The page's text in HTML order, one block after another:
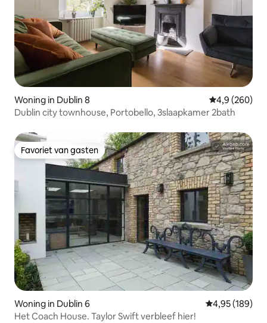
Woning in Dublin 8 Gemiddelde
4,9 (260)
Dublin city townhouse, Portobello, 3slaapkamer 2bath
Favoriet van gasten
Favoriet van gasten
Woning in Dublin 6 Gemiddelde
4,95 (189)
Het Coach House. Taylor Swift verbleef hier!